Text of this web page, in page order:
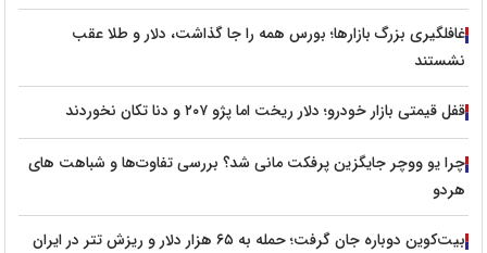
غافلگیری بزرگ بازارها؛ بورس همه را جا گذاشت، دلار و طلا عقب
نشستند
قفل قیمتی بازار خودرو؛ دلار ریخت اما پژو ۲۰۷ و دنا تکان نخوردند
چرا یو ووچر جایگزین پرفکت مانی شد؟ بررسی تفاوت‌ها و شباهت های
هردو
بیت‌کوین دوباره جان گرفت؛ حمله به ۶۵ هزار دلار و ریزش تتر در ایران